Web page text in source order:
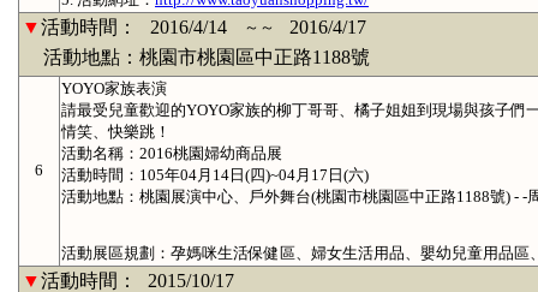
▼活動時間： 2016/4/14 ～～
2016/4/17
活動地點：桃園市桃園區中正路1188號
6
YOYO家族表演
請最受兒童歡迎的YOYO家族的柳丁哥哥、橘子姐姐到現場與孩子們
情笑、快樂跳！
活動名稱：2016桃園婦幼商品展
活動時間：105年04月14日(四)~04月17日(六)
活動地點：桃園展演中心、戶外舞台(桃園市桃園區中正路1188號) - -
活動展區規劃：孕媽咪生活保健區、婦女生活用品、嬰幼兒童用品
▼活動時間：
2015/10/17